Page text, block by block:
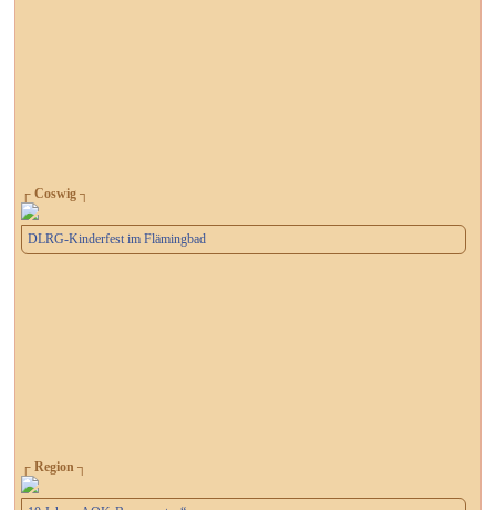
┌ Coswig ┐
DLRG-Kinderfest im Flämingbad
┌ Region ┐